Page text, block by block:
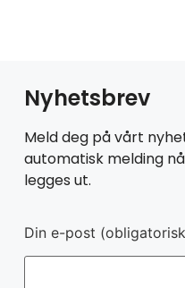
Nyhetsbrev
Meld deg på vårt
automatisk melding
legges ut.
Din e-post